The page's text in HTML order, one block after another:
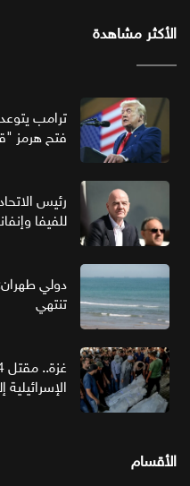
الأكثر مشاهدة
ترامب
فتح هرمز
رئيس
للفيفا
دولي
تنتهي
الإسرائيلية إلى 73
الأقسام